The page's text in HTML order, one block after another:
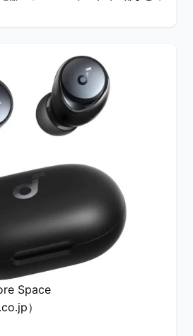
Space
）